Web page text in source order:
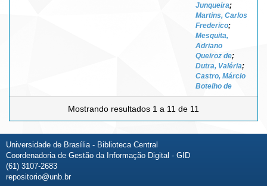
Junqueira;
Martins, Carlos
Frederico;
Mesquita,
Adriano
Queiroz de;
Dutra, Valéria;
Castro, Márcio
Botelho de
Mostrando resultados 1 a 11 de 11
Universidade de Brasília - Biblioteca Central
Coordenadoria de Gestão da Informação Digital - GID
(61) 3107-2683
repositorio@unb.br